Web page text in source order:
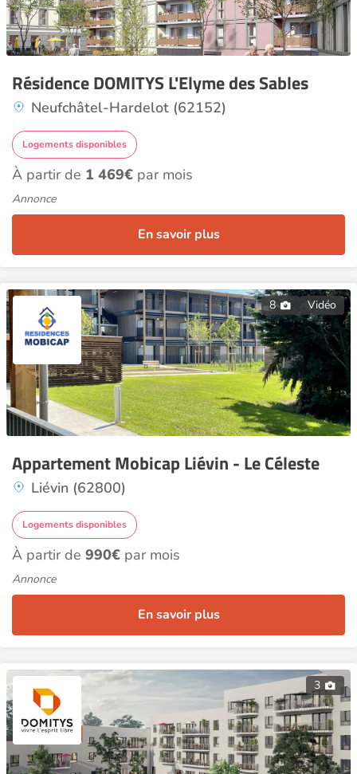
Résidence DOMITYS L'Elyme des Sables
Neufchâtel-Hardelot (62152)
Logements disponibles
À partir de 1 469€ par mois
Annonce
En savoir plus
8 Vidéo
Appartement Mobicap Liévin - Le Céleste
Liévin (62800)
Logements disponibles
À partir de 990€ par mois
Annonce
En savoir plus
3